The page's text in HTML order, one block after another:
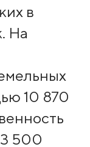
в
На
10 870
3 500